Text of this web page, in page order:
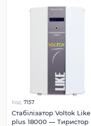
Код: 7157
Стабілізатор Voltok Like
plus 18000 — Тиристор